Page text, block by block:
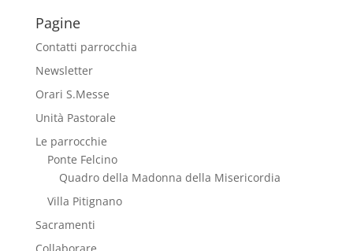
Pagine
Contatti parrocchia
Newsletter
Orari S.Messe
Unità Pastorale
Le parrocchie
Ponte Felcino
Quadro della Madonna della Misericordia
Villa Pitignano
Sacramenti